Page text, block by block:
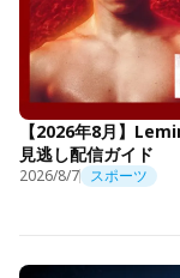
【2026年8月】
見逃し配信ガイド
2026/8/7 スポーツ